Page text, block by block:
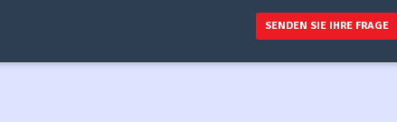
SENDEN SIE IHRE FRAGE